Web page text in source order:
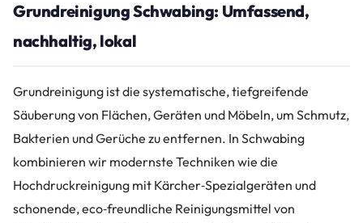
Grundreinigung Schwabing: Umfassend,
nachhaltig, lokal
Grundreinigung ist die systematische, tiefgreifende
Säuberung von Flächen, Geräten und Möbeln, um Schmutz,
Bakterien und Gerüche zu entfernen. In Schwabing
kombinieren wir modernste Techniken wie die
Hochdruckreinigung mit Kärcher‑Spezialgeräten und
schonende, eco‑freundliche Reinigungsmittel von